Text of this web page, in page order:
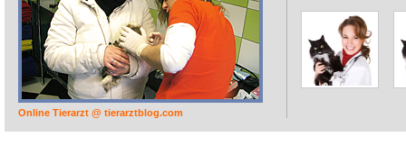
Online Tierarzt @ tierarztblog.com